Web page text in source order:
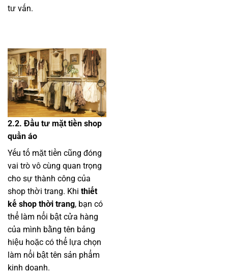
tư vấn.
2.2. Đầu tư mặt tiền shop
quần áo
Yếu tố mặt tiền cũng đóng
vai trò vô cùng quan trọng
cho sự thành công của
shop thời trang. Khi thiết
kế shop thời trang, bạn có
thể làm nổi bật cửa hàng
của mình bằng tên bảng
hiệu hoặc có thể lựa chọn
làm nổi bật tên sản phẩm
kinh doanh.